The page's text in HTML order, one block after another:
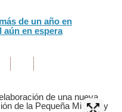
de un año en
aún en espera